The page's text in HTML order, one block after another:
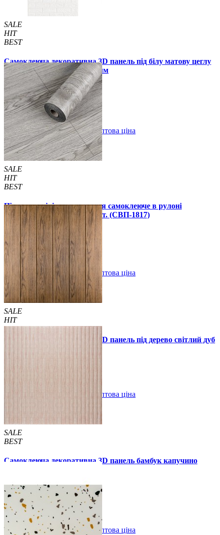
SALE
HIT
BEST
Самоклеюча декоративна 3D панель під білу матову цеглу
в рулоні 20 м 20000x700x3 мм
1850 грн./шт 2899 грн./шт
Купити В закладки Оптова ціна
SALE
HIT
BEST
Підлогове вінілове покриття самоклеюче в рулоні
3000х600х1,5мм, ціна за 1 шт. (СВП-1817)
990 грн. 1390 грн.
Купити В закладки Оптова ціна
SALE
HIT
Самоклеюча декоративна 3D панель під дерево світлий дуб
Оптова ціна
SALE
BEST
Самоклеюча декоративна 3D панель бамбук капучино
129 грн. /шт 160 грн. /шт
Купити В закладки Оптова ціна